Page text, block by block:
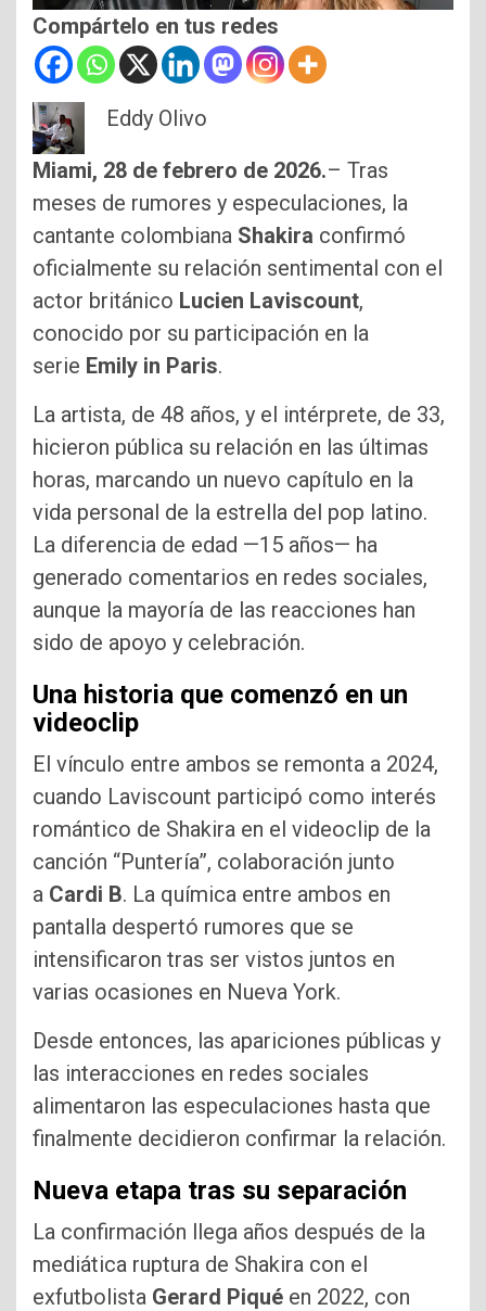
Compártelo en tus redes
Eddy Olivo
Miami, 28 de febrero de 2026.– Tras
meses de rumores y especulaciones, la
cantante colombiana Shakira confirmó
oficialmente su relación sentimental con el
actor británico Lucien Laviscount,
conocido por su participación en la
serie Emily in Paris.
La artista, de 48 años, y el intérprete, de 33,
hicieron pública su relación en las últimas
horas, marcando un nuevo capítulo en la
vida personal de la estrella del pop latino.
La diferencia de edad —15 años— ha
generado comentarios en redes sociales,
aunque la mayoría de las reacciones han
sido de apoyo y celebración.
Una historia que comenzó en un
videoclip
El vínculo entre ambos se remonta a 2024,
cuando Laviscount participó como interés
romántico de Shakira en el videoclip de la
canción “Puntería”, colaboración junto
a Cardi B. La química entre ambos en
pantalla despertó rumores que se
intensificaron tras ser vistos juntos en
varias ocasiones en Nueva York.
Desde entonces, las apariciones públicas y
las interacciones en redes sociales
alimentaron las especulaciones hasta que
finalmente decidieron confirmar la relación.
Nueva etapa tras su separación
La confirmación llega años después de la
mediática ruptura de Shakira con el
exfutbolista Gerard Piqué en 2022, con